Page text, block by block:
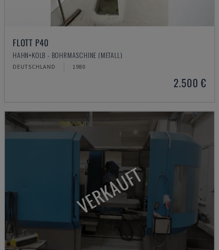
FLOTT P40
HAHN+KOLB - BOHRMASCHINE (METALL)
DEUTSCHLAND 1980
2.500 €
VERKAUFT